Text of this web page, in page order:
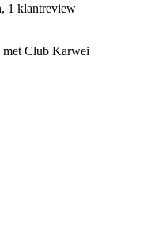
1 klantreview
met Club Karwei